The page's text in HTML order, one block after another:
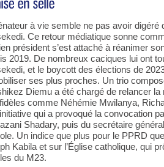
à vie semble ne pas avoir digéré
Ce retour médiatique sonne
président s’est attaché à réanimer
2019. De nombreux caciques lui ont
et le boycott des élections de
ses plus proches. Un trio
Diemu a été chargé de relancer
comme Néhémie Mwilanya,
qui a provoqué la convocation
Shadary, puis du secrétaire
Un indice que plus pour le PPRD
Kabila et sur l’Église catholique, qui
du M23.